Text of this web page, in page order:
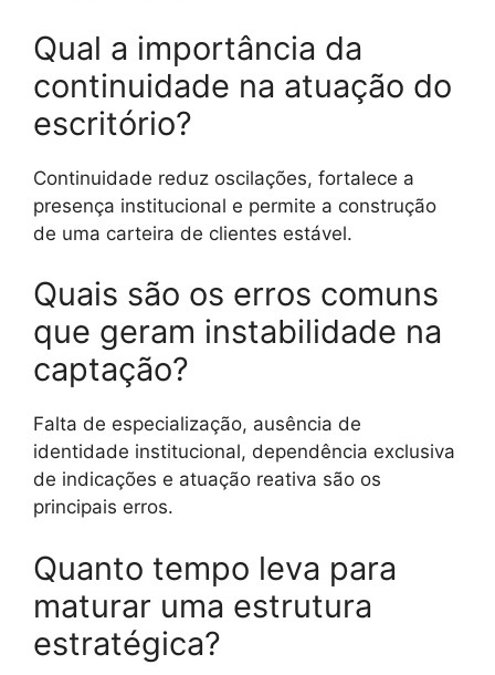
Qual a importância da
continuidade na atuação do
escritório?
Continuidade reduz oscilações, fortalece a
presença institucional e permite a construção
de uma carteira de clientes estável.
Quais são os erros comuns
que geram instabilidade na
captação?
Falta de especialização, ausência de
identidade institucional, dependência exclusiva
de indicações e atuação reativa são os
principais erros.
Quanto tempo leva para
maturar uma estrutura
estratégica?